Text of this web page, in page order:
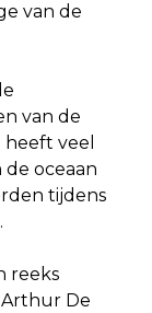
van de
van de
heeft veel
oceaan
tijdens
reeks
Arthur De